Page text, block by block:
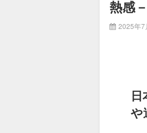
熱感
2025年7
や